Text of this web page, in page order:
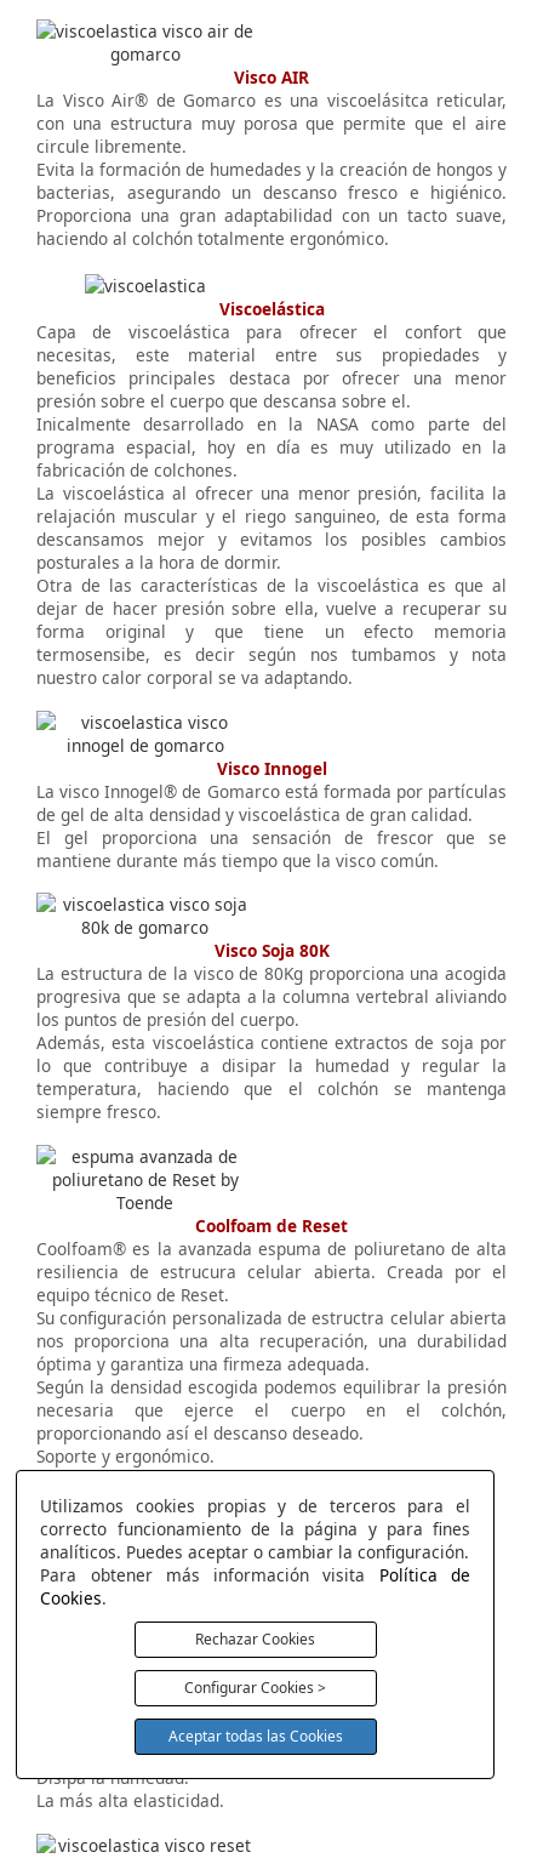
Visco AIR
La Visco Air® de Gomarco es una viscoelásitca reticular,
con una estructura muy porosa que permite que el aire
circule libremente.
Evita la formación de humedades y la creación de hongos y
bacterias, asegurando un descanso fresco e higiénico.
Proporciona una gran adaptabilidad con un tacto suave,
haciendo al colchón totalmente ergonómico.
Viscoelástica
Capa de viscoelástica para ofrecer el confort que
necesitas, este material entre sus propiedades y
beneficios principales destaca por ofrecer una menor
presión sobre el cuerpo que descansa sobre el.
Inicalmente desarrollado en la NASA como parte del
programa espacial, hoy en día es muy utilizado en la
fabricación de colchones.
La viscoelástica al ofrecer una menor presión, facilita la
relajación muscular y el riego sanguineo, de esta forma
descansamos mejor y evitamos los posibles cambios
posturales a la hora de dormir.
Otra de las características de la viscoelástica es que al
dejar de hacer presión sobre ella, vuelve a recuperar su
forma original y que tiene un efecto memoria
termosensibe, es decir según nos tumbamos y nota
nuestro calor corporal se va adaptando.
Visco Innogel
La visco Innogel® de Gomarco está formada por partículas
de gel de alta densidad y viscoelástica de gran calidad.
El gel proporciona una sensación de frescor que se
mantiene durante más tiempo que la visco común.
Visco Soja 80K
La estructura de la visco de 80Kg proporciona una acogida
progresiva que se adapta a la columna vertebral aliviando
los puntos de presión del cuerpo.
Además, esta viscoelástica contiene extractos de soja por
lo que contribuye a disipar la humedad y regular la
temperatura, haciendo que el colchón se mantenga
siempre fresco.
Coolfoam de Reset
Coolfoam® es la avanzada espuma de poliuretano de alta
resiliencia de estrucura celular abierta. Creada por el
equipo técnico de Reset.
Su configuración personalizada de estructra celular abierta
nos proporciona una alta recuperación, una durabilidad
óptima y garantiza una firmeza adequada.
Según la densidad escogida podemos equilibrar la presión
necesaria que ejerce el cuerpo en el colchón,
proporcionando así el descanso deseado.
Soporte y ergonómico.
Gran elasticidad.
Alta resiliencia.
Estabilidad.
Visco Reset Air
Máxima Frescura con la más alta elasticidad.
Máximo termo regulador.
Máxima frescura.
Alta Transpirabilidad.
Disipa la humedad.
La más alta elasticidad.
Utilizamos cookies propias y de terceros para el
correcto funcionamiento de la página y para fines
analíticos. Puedes aceptar o cambiar la configuración.
Para obtener más información visita Política de
Cookies.
Rechazar Cookies
Configurar Cookies >
Aceptar todas las Cookies